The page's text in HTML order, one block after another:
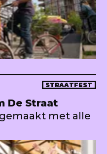
STRAATFEST
De Straat
met alle